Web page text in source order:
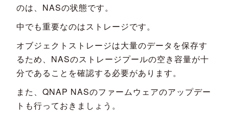
のは、NASの状態です。
中でも重要なのはストレージです。
オブジェクトストレージは大量のデータを保存す
るため、NASのストレージプールの空き容量が十
分であることを確認する必要があります。
また、QNAP NASのファームウェアのアップデー
トも行っておきましょう。